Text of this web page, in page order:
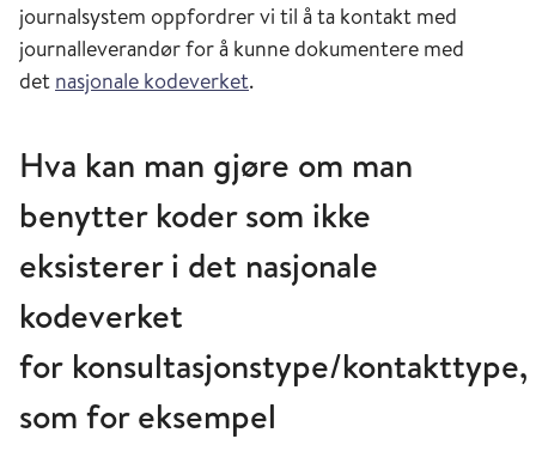
journalsystem oppfordrer vi til å ta kontakt med
journalleverandør for å kunne dokumentere med
det nasjonale kodeverket.
Hva kan man gjøre om man
benytter koder som ikke
eksisterer i det nasjonale
kodeverket
for konsultasjonstype/kontakttype,
som for eksempel